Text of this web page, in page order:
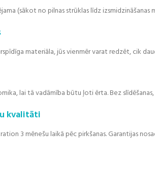
(sākot no pilnas strūklas līdz
materiāla, jūs vienmēr varat redzēt, cik
lai tā vadāmība būtu ļoti ērta. Bez
kvalitāti
3 mēnešu laikā pēc pirkšanas. Garantijas